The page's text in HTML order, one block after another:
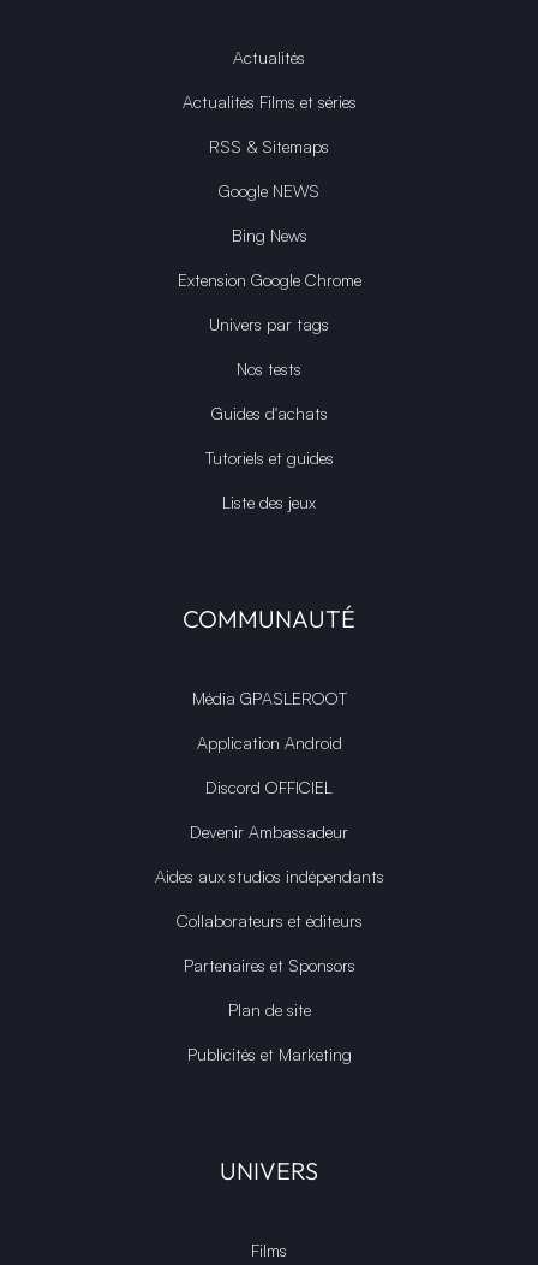
Actualités
Actualités Films et séries
RSS & Sitemaps
Google NEWS
Bing News
Extension Google Chrome
Univers par tags
Nos tests
Guides d'achats
Tutoriels et guides
Liste des jeux
COMMUNAUTÉ
Média GPASLEROOT
Application Android
Discord OFFICIEL
Devenir Ambassadeur
Aides aux studios indépendants
Collaborateurs et éditeurs
Partenaires et Sponsors
Plan de site
Publicités et Marketing
UNIVERS
Films